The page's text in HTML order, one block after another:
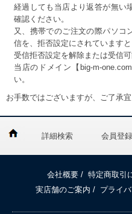
経過しても当店より返答が無い
確認ください。
又、携帯でのご注文の際パソコ
信を、拒否設定にされていますと
受信拒否設定を解除または受信
当店のドメイン【big-m-
い。
お手数ではございますが、ご了承宜
詳細検索 会員登録
会社概要 / 特定商取引
実店舗のご案内 / プライ